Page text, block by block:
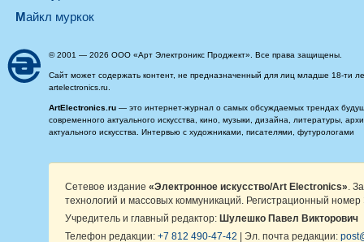
майкл муркок
© 2001 — 2026 ООО «Арт Электроникс Проджект». Все права защищены.
Сайт может содержать контент, не предназначенный для лиц младше 18-ти
artelectronics.ru.
ArtElectronics.ru — это интернет-журнал о самых обсуждаемых трендах
современного актуального искусства, кино, музыки, дизайна, литературы,
актуального искусства. Интервью с художниками, писателями, футурологами
Сетевое издание «Электронное искусство/Art Electronics» .
технологий и массовых коммуникаций. Регистрационный
Учредитель и главный редактор: Шулешко Павел Викторович
Телефон редакции: +7 812 490-47-42 | Эл. почта редакции: